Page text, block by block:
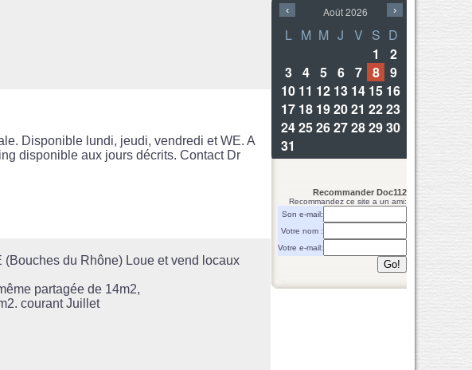
Disponible lundi, jeudi, vendredi et WE. A
disponible aux jours décrits. Contact Dr
du Rhône) Loue et vend locaux
partagée de 14m2,
courant Juillet
Recommander Doc112
Recommandez ce site a un ami:
Son e-mail:
Votre nom :
Votre e-mail: